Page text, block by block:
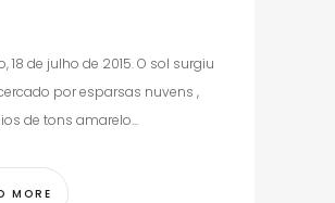
18 de julho de 2015. O sol surgiu
por esparsas nuvens ,
de tons amarelo...
MORE